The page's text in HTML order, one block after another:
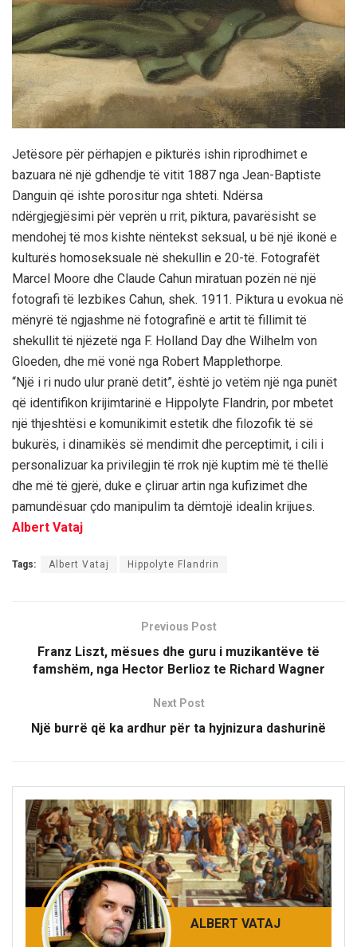
Jetësore për përhapjen e pikturës ishin riprodhimet e
bazuara në një gdhendje të vitit 1887 nga Jean-Baptiste
Danguin që ishte porositur nga shteti. Ndërsa
ndërgjegjësimi për veprën u rrit, piktura, pavarësisht se
mendohej të mos kishte nëntekst seksual, u bë një ikonë e
kulturës homoseksuale në shekullin e 20-të. Fotografët
Marcel Moore dhe Claude Cahun miratuan pozën në një
fotografi të lezbikes Cahun, shek. 1911. Piktura u evokua në
mënyrë të ngjashme në fotografinë e artit të fillimit të
shekullit të njëzetë nga F. Holland Day dhe Wilhelm von
Gloeden, dhe më vonë nga Robert Mapplethorpe.
“Një i ri nudo ulur pranë detit”, është jo vetëm një nga punët
që identifikon krijimtarinë e Hippolyte Flandrin, por mbetet
një thjeshtësi e komunikimit estetik dhe filozofik të së
bukurës, i dinamikës së mendimit dhe perceptimit, i cili i
personalizuar ka privilegjin të rrok një kuptim më të thellë
dhe më të gjerë, duke e çliruar artin nga kufizimet dhe
pamundësuar çdo manipulim ta dëmtojë idealin krijues.
Albert Vataj
Tags: Albert Vataj Hippolyte Flandrin
Previous Post
Franz Liszt, mësues dhe guru i muzikantëve të
famshëm, nga Hector Berlioz te Richard Wagner
Next Post
Një burrë që ka ardhur për ta hyjnizura dashurinë
ALBERT VATAJ